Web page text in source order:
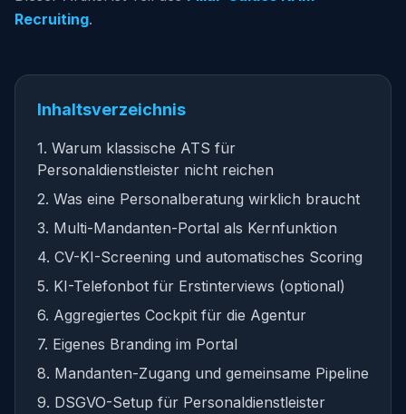
Recruiting.
Inhaltsverzeichnis
1. Warum klassische ATS für
Personaldienstleister nicht reichen
2. Was eine Personalberatung wirklich braucht
3. Multi-Mandanten-Portal als Kernfunktion
4. CV-KI-Screening und automatisches Scoring
5. KI-Telefonbot für Erstinterviews (optional)
6. Aggregiertes Cockpit für die Agentur
7. Eigenes Branding im Portal
8. Mandanten-Zugang und gemeinsame Pipeline
9. DSGVO-Setup für Personaldienstleister